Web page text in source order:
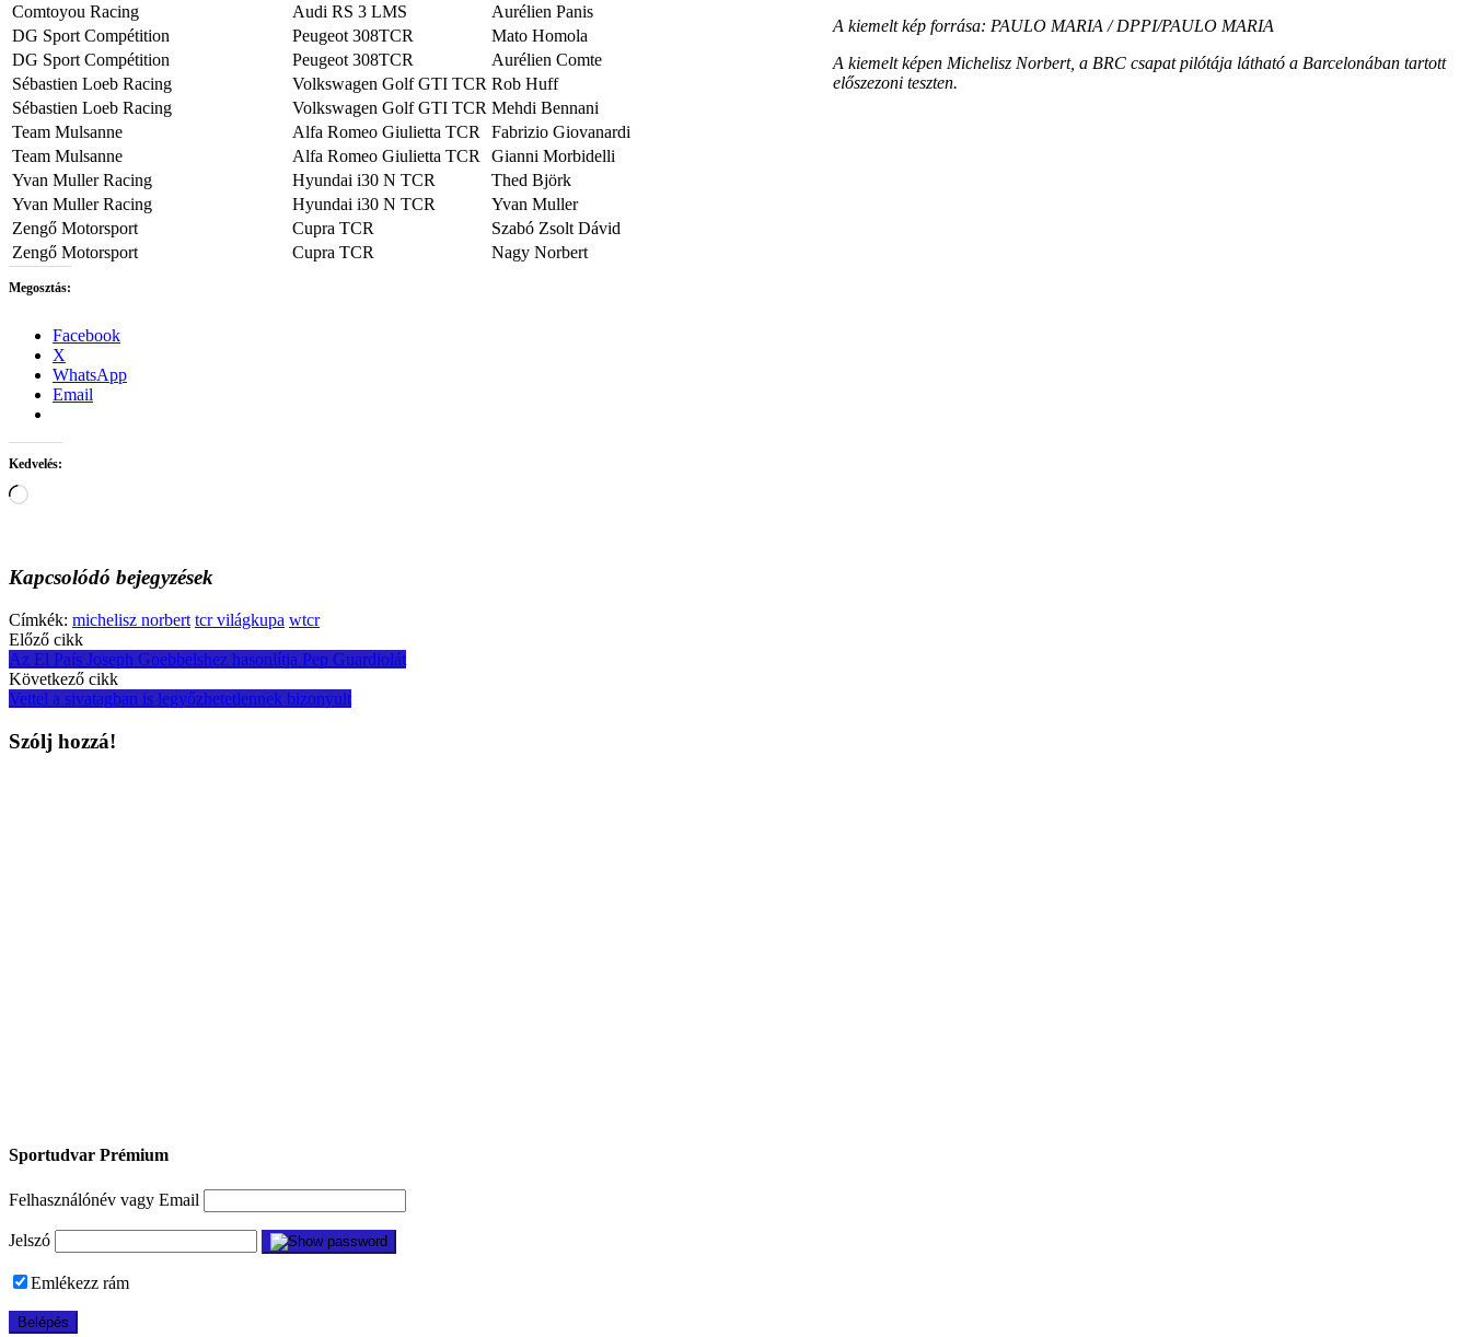
Comtoyou Racing
Audi RS 3 LMS
Aurélien Panis
DG Sport Compétition
Peugeot 308TCR
Mato Homola
DG Sport Compétition
Peugeot 308TCR
Aurélien Comte
Sébastien Loeb Racing
Volkswagen Golf GTI TCR Rob Huff
Sébastien Loeb Racing
Volkswagen Golf GTI TCR Mehdi Bennani
Team Mulsanne
Alfa Romeo Giulietta TCR
Fabrizio Giovanardi
Team Mulsanne
Alfa Romeo Giulietta TCR
Gianni Morbidelli
Yvan Muller Racing
Hyundai i30 N TCR
Thed Björk
Yvan Muller Racing
Hyundai i30 N TCR
Yvan Muller
Zengő Motorsport
Cupra TCR
Szabó Zsolt Dávid
Zengő Motorsport
Cupra TCR Nagy Norbert
A kiemelt kép forrása: PAULO MARIA / DPPI/PAULO MARIA
A kiemelt képen Michelisz Norbert, a BRC csapat pilótája látható a Barcelonában tartott
előszezoni teszten.
Megosztás:
Facebook
X
WhatsApp
Email
Kedvelés:
Loading…
Kapcsolódó bejegyzések
Címkék: michelisz norbert tcr világkupa wtcr
Post
navigation
Előző cikk
Az El País Joseph Goebbelshez hasonlítja Pep Guardiolát
Következő cikk
Vettel a sivatagban is legyőzhetetlennek bizonyult
Szólj hozzá!
Sportudvar Prémium
Felhasználónév vagy Email
Jelszó
Emlékezz rám